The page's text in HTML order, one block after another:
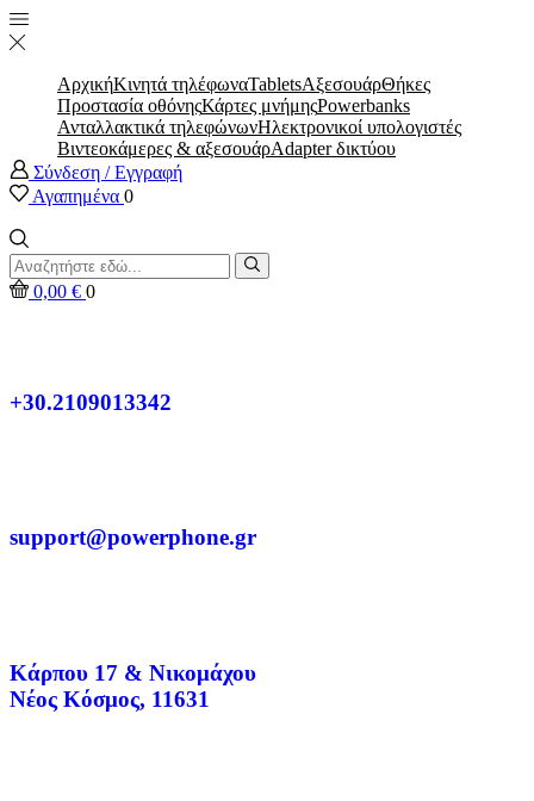
ΑρχικήΚινητά τηλέφωναTabletsΑξεσουάρΘήκες
Προστασία οθόνηςΚάρτες μνήμηςPowerbanks
Ανταλλακτικά τηλεφώνωνΗλεκτρονικοί υπολογιστές
Βιντεοκάμερες & αξεσουάρAdapter δικτύου
Σύνδεση / Εγγραφή
Αγαπημένα 0
0,00 € 0
+30.2109013342
support@powerphone.gr
Κάρπου 17 & Νικομάχου
Νέος Κόσμος, 11631